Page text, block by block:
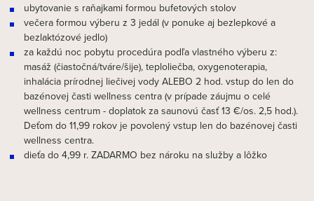
ubytovanie s raňajkami formou bufetových stolov
večera formou výberu z 3 jedál (v ponuke aj bezlepkové a
bezlaktózové jedlo)
za každú noc pobytu procedúra podľa vlastného výberu z:
masáž (čiastočná/tváre/šije), teploliečba, oxygenoterapia,
inhalácia prírodnej liečivej vody ALEBO 2 hod. vstup do len do
bazénovej časti wellness centra (v prípade záujmu o celé
wellness centrum - doplatok za saunovú časť 13 €/os. 2,5 hod.).
Deťom do 11,99 rokov je povolený vstup len do bazénovej časti
wellness centra.
dieťa do 4,99 r. ZADARMO bez nároku na služby a lôžko